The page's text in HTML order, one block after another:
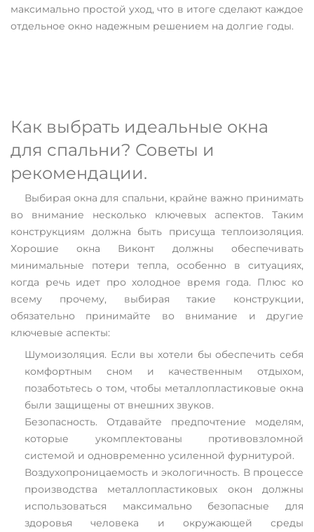
максимально простой уход, что в итоге сделают каждое
отдельное окно надежным решением на долгие годы.
Как выбрать идеальные окна
для спальни? Советы и
рекомендации.
Выбирая окна для спальни, крайне важно принимать
во внимание несколько ключевых аспектов. Таким
конструкциям должна быть присуща теплоизоляция.
Хорошие окна Виконт должны обеспечивать
минимальные потери тепла, особенно в ситуациях,
когда речь идет про холодное время года. Плюс ко
всему прочему, выбирая такие конструкции,
обязательно принимайте во внимание и другие
ключевые аспекты:
Шумоизоляция. Если вы хотели бы обеспечить себя
комфортным сном и качественным отдыхом,
позаботьтесь о том, чтобы металлопластиковые окна
были защищены от внешних звуков.
Безопасность. Отдавайте предпочтение моделям,
которые укомплектованы противовзломной
системой и одновременно усиленной фурнитурой.
Воздухопроницаемость и экологичность. В процессе
производства металлопластиковых окон должны
использоваться максимально безопасные для
здоровья человека и окружающей среды